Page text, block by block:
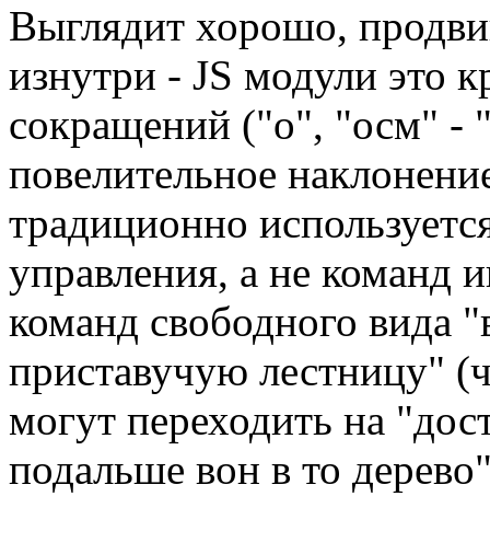
Выглядит хорошо,
изнутри - JS модули это
сокращений ("о", "осм" -
повелительное
традиционно
управления, а не команд
команд свободного вида
приставучую лестницу"
могут переходить на
подальше вон в то